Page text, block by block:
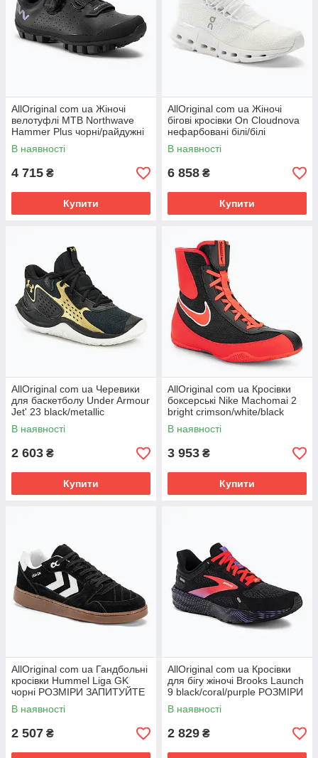
AllOriginal com ua Жіночі
велотуфлі MTB Northwave
Hammer Plus чорні/райдужні
РОЗМІРИ ЗАПИТУЙТЕ
В наявності
4 715 ₴
Купити
AllOriginal com ua Жіночі
бігові кросівки On Cloudnova
нефарбовані білі/білі
РОЗМІРИ ЗАПИТУЙТЕ
В наявності
6 858 ₴
Купити
AllOriginal com ua Черевики
для баскетболу Under Armour
Jet' 23 black/metallic
gold/metallic gold РОЗМІРІ
В наявності
2 603 ₴
Купити
AllOriginal com ua Кросівки
боксерські Nike Machomai 2
bright crimson/white/black
РОЗМІРИ ЗАПИТУЙТЕ
В наявності
3 953 ₴
Купити
AllOriginal com ua Гандбольні
кросівки Hummel Liga GK
чорні РОЗМІРИ ЗАПИТУЙТЕ
В наявності
2 507 ₴
AllOriginal com ua Кросівки
для бігу жіночі Brooks Launch
9 black/coral/purple РОЗМІРИ
ЗАПИТУЙТЕ
В наявності
2 829 ₴